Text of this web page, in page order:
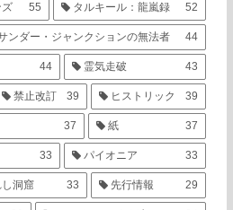
ズ 55 タルキール：龍嵐録 52
ンダー・ジャンクションの無法者 44
44 霊気走破 43
禁止改訂 39 ヒストリック 39
37 紙 37
33 パイオニア 33
洞窟 33 先行情報 29